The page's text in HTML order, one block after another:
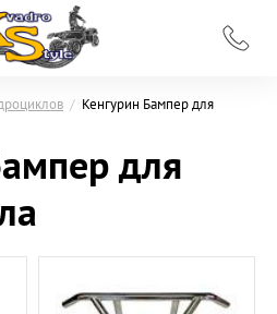
/ Кенгурин Бампер для
для